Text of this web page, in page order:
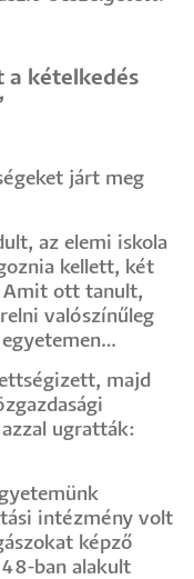
a kételkedés
járt meg
az elemi iskola
kellett, két
Amit ott tanult,
valószínűleg
majd
ugratták:
intézmény volt
képző
ban alakult